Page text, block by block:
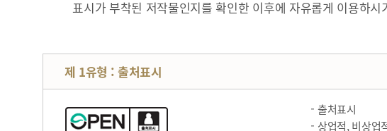
표시가 부착된 저작물인지를 확인한 이후에 자유롭게 이용하
제 1유형 : 출처표시
출처표시
상업적, 비상업